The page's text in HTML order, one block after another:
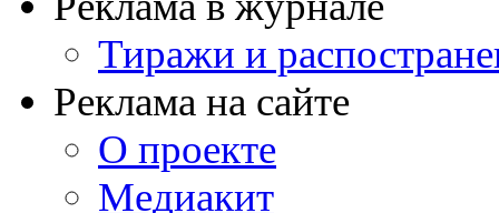
Тиражи и
Реклама на сайте
О проекте
Медиакит